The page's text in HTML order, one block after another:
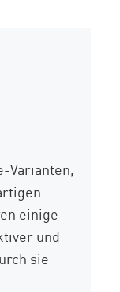
Varianten,
einige
und
sie